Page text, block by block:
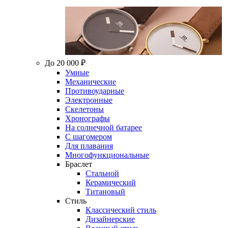
До 20 000 ₽
Умные
Механические
Противоударные
Электронные
Скелетоны
Хронографы
На солнечной батарее
С шагомером
Для плавания
Многофункциональные
Браслет
Стальной
Керамический
Титановый
Стиль
Классический стиль
Дизайнерские